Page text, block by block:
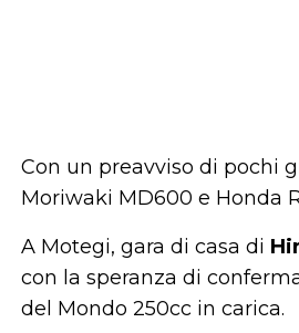
Con un preavviso di pochi
Moriwaki MD600 e Honda
A Motegi, gara di casa di
con la speranza di
del Mondo 250cc in carica.